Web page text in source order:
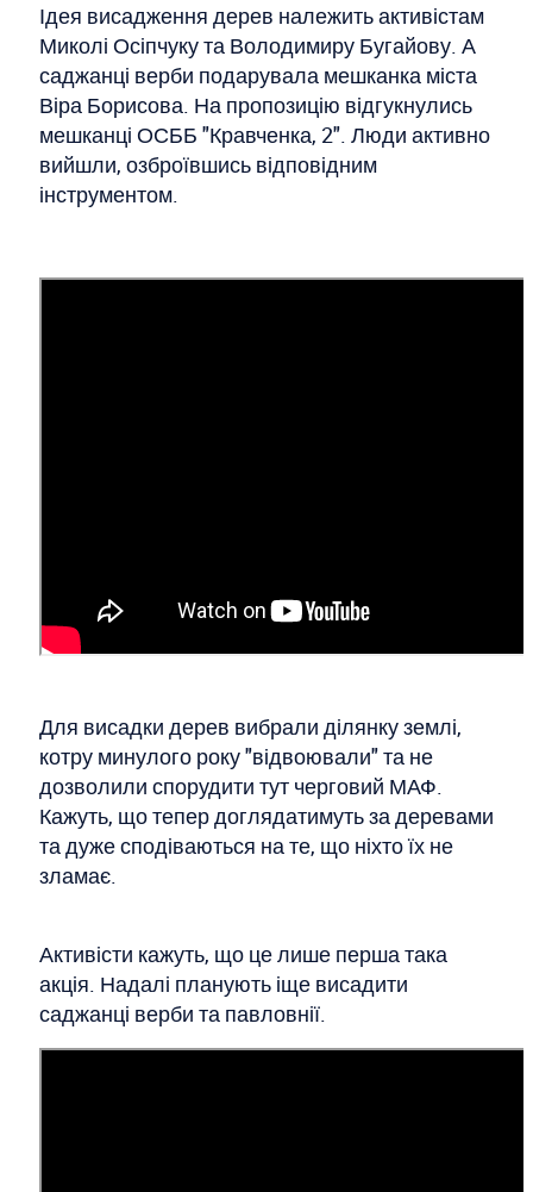
Ідея висадження дерев належить активістам
Миколі Осіпчуку та Володимиру Бугайову. А
саджанці верби подарувала мешканка міста
Віра Борисова. На пропозицію відгукнулись
мешканці ОСББ "Кравченка, 2". Люди активно
вийшли, озброївшись відповідним
інструментом.
Для висадки дерев вибрали ділянку землі,
котру минулого року "відвоювали" та не
дозволили спорудити тут черговий МАФ.
Кажуть, що тепер доглядатимуть за деревами
та дуже сподіваються на те, що ніхто їх не
зламає.
Активісти кажуть, що це лише перша така
акція. Надалі планують іще висадити
саджанці верби та павловнії.